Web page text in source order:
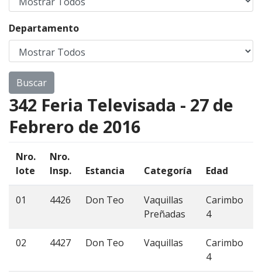
Departamento
342 Feria Televisada - 27 de
Febrero de 2016
Nro.
lote
Nro.
Insp.
Estancia Categoría Edad
01 4426 Don Teo
Vaquillas
Preñadas
Carimbo
4
02 4427 Don Teo Vaquillas
Carimbo
4